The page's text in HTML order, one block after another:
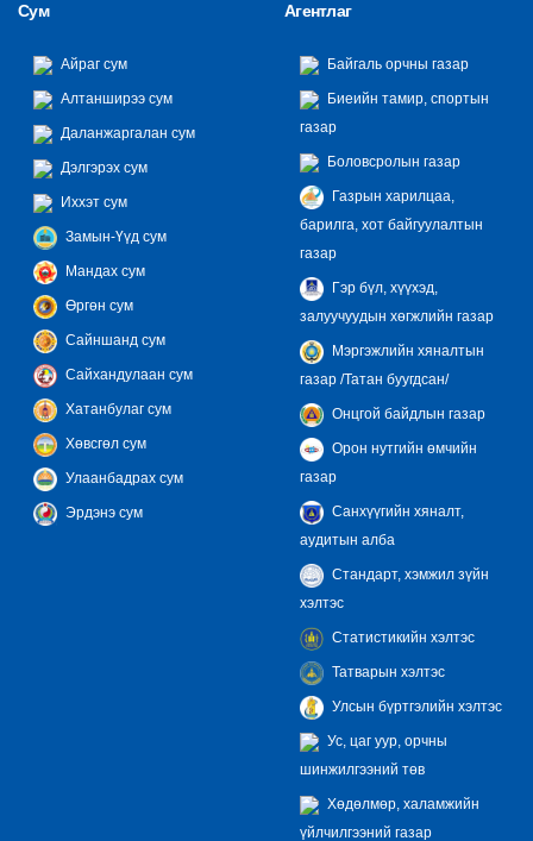
Сум
Айраг сум
Алтанширээ сум
Даланжаргалан сум
Дэлгэрэх сум
Иххэт сум
Замын-Үүд сум
Мандах сум
Өргөн сум
Сайншанд сум
Сайхандулаан сум
Хатанбулаг сум
Хөвсгөл сум
Улаанбадрах сум
Эрдэнэ сум
Агентлаг
Байгаль орчны газар
Биеийн тамир, спортын
газар
Боловсролын газар
Газрын харилцаа,
барилга, хот байгуулалтын
газар
Гэр бүл, хүүхэд,
залуучуудын хөгжлийн газар
Мэргэжлийн хяналтын
газар /Татан буугдсан/
Онцгой байдлын газар
Орон нутгийн өмчийн
газар
Санхүүгийн хяналт,
аудитын алба
Стандарт, хэмжил зүйн
хэлтэс
Статистикийн хэлтэс
Татварын хэлтэс
Улсын бүртгэлийн хэлтэс
Ус, цаг уур, орчны
шинжилгээний төв
Хөдөлмөр, халамжийн
үйлчилгээний газар